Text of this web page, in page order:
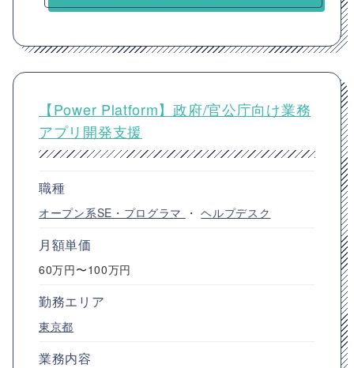
【Power Platform】政府/官公庁向け業務
アプリ開発支援
職種
オープン系SE・プログラマ ・ヘルプデスク
月額単価
60万円〜100万円
勤務エリア
東京都
業務内容